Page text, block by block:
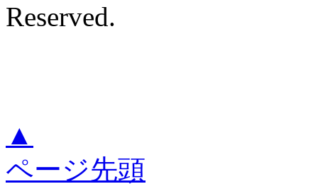
Reserved.
▲
ページ先頭